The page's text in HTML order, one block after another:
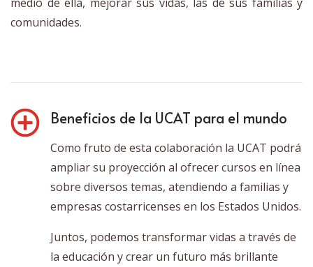
medio de ella, mejorar sus vidas, las de sus familias y
comunidades.
Beneficios de la UCAT para el mundo
Como fruto de esta colaboración la UCAT podrá
ampliar su proyección al ofrecer cursos en línea
sobre diversos temas, atendiendo a familias y
empresas costarricenses en los Estados Unidos.
Juntos, podemos transformar vidas a través de
la educación y crear un futuro más brillante